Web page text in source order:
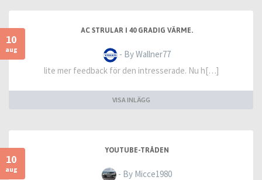
10
aug
AC STRULAR I 40 GRADIG VÄRME.
- By Wallner77
lite mer feedback för den intresserade. Nu h[…]
VISA INLÄGG
10
aug
YOUTUBE-TRÅDEN
- By Micce1980